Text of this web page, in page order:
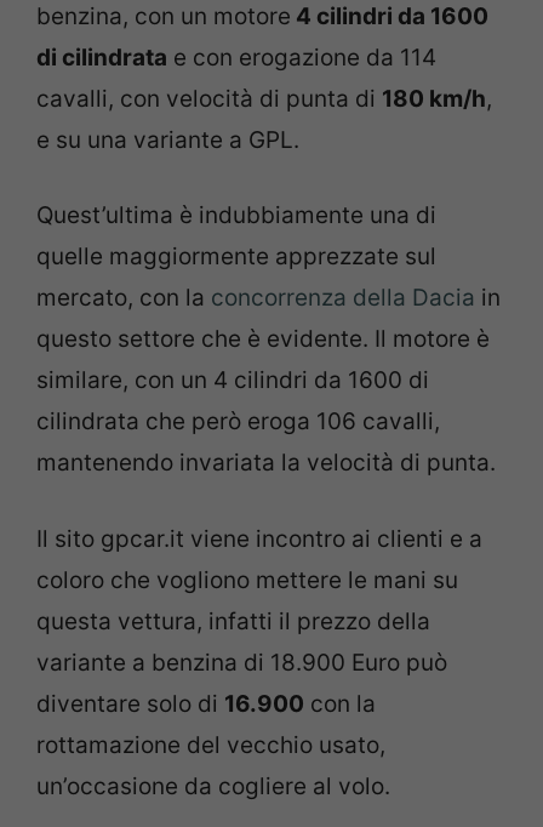
benzina, con un motore 4 cilindri da 1600
di cilindrata e con erogazione da 114
cavalli, con velocità di punta di 180 km/h,
e su una variante a GPL.
Quest’ultima è indubbiamente una di
quelle maggiormente apprezzate sul
mercato, con la concorrenza della Dacia in
questo settore che è evidente. Il motore è
similare, con un 4 cilindri da 1600 di
cilindrata che però eroga 106 cavalli,
mantenendo invariata la velocità di punta.
Il sito gpcar.it viene incontro ai clienti e a
coloro che vogliono mettere le mani su
questa vettura, infatti il prezzo della
variante a benzina di 18.900 Euro può
diventare solo di 16.900 con la
rottamazione del vecchio usato,
un’occasione da cogliere al volo.